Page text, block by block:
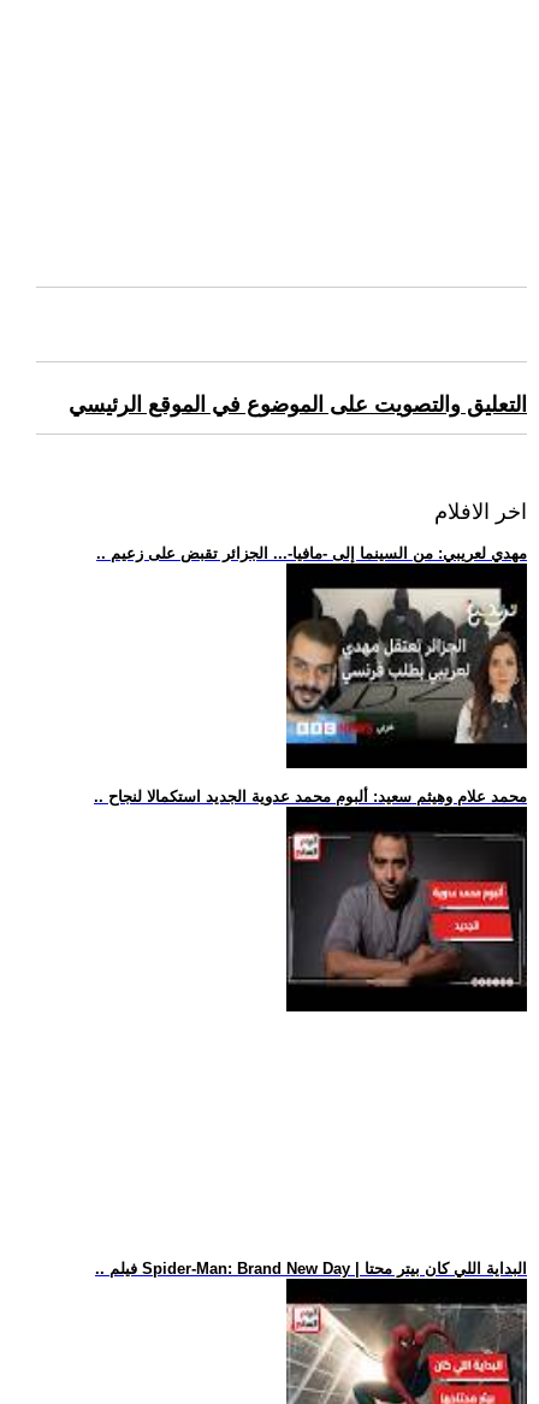
التعليق والتصويت على الموضوع في الموقع الرئيسي
اخر الافلام
.. مهدي لعريبي: من السينما إلى -مافيا-... الجزائر تقبض على زعيم
.. محمد علام وهيثم سعيد: ألبوم محمد عدوية الجديد استكمالا لنجاح
.. فيلم Spider-Man: Brand New Day | البداية اللي كان بيتر محتا